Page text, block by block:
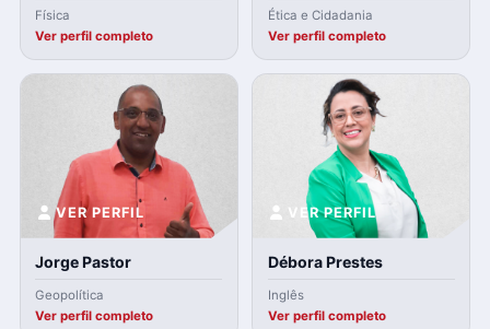
Física
Ver perfil completo
Ética e Cidadania
Ver perfil completo
VER PERFIL
Jorge Pastor
Geopolítica
Ver perfil completo
VER PERFIL
Débora Prestes
Inglês
Ver perfil completo